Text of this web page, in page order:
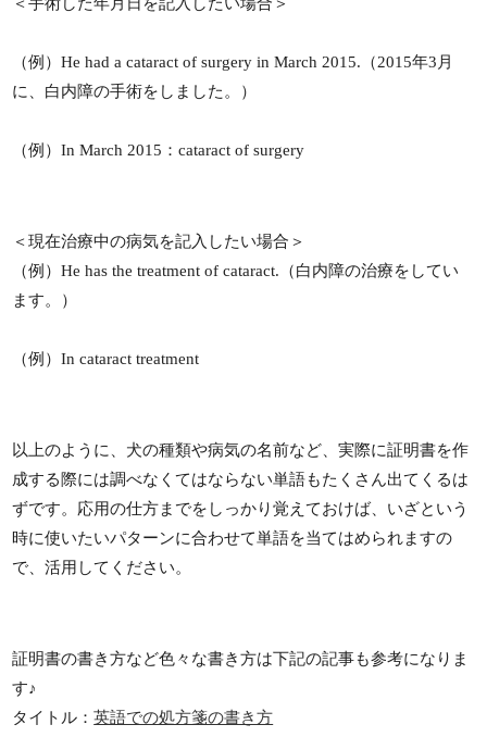
（例）He had a cataract of surgery in March 2015.（2015年3月
に、白内障の手術をしました。）
（例）In March 2015：cataract of surgery
＜現在治療中の病気を記入したい場合＞
（例）He has the treatment of cataract.（白内障の治療をしてい
ます。）
（例）In cataract treatment
以上のように、犬の種類や病気の名前など、実際に証明書を作
成する際には調べなくてはならない単語もたくさん出てくるは
ずです。応用の仕方までをしっかり覚えておけば、いざという
時に使いたいパターンに合わせて単語を当てはめられますの
で、活用してください。
証明書の書き方など色々な書き方は下記の記事も参考になりま
す♪
タイトル：英語での処方箋の書き方